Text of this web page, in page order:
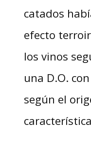
catados
efecto
los vinos
una D.O.
según el